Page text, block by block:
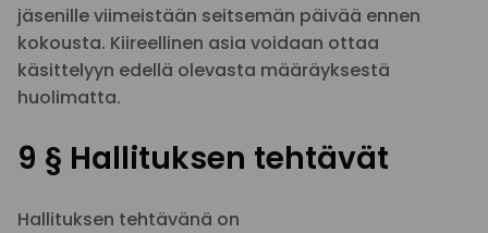
jäsenille viimeistään seitsemän päivää ennen
kokousta. Kiireellinen asia voidaan ottaa
käsittelyyn edellä olevasta määräyksestä
huolimatta.
9 § Hallituksen tehtävät
Hallituksen tehtävänä on